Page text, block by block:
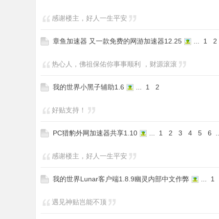
感谢楼主，好人一生平安
章鱼加速器 又一款免费的网游加速器12.25 1 2
热心人，佛祖保佑你事事顺利 ，财源滚滚
我的世界小黑子辅助1.6 1 2
好贴支持！
PC猎豹外网加速器共享1.10 1 2 3 4 5 6
感谢楼主，好人一生平安
我的世界Lunar客户端1.8.9幽灵内部中文作弊 1
遇见神贴岂能不顶